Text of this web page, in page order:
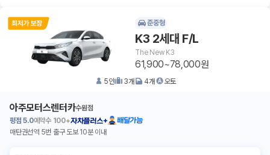
준중형
K3 2세대 F/L
The New K3
61,900~78,000원
5인 3개 4개 오토
아주모터스렌터카수원점
평점 5.0예약수 100+자차플러스+
배달가능
매탄권선역 5번 출구 도보 10분 이내